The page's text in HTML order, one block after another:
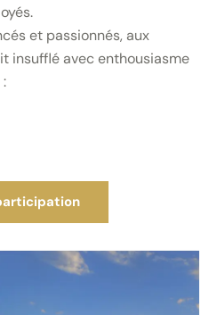
et passionnés, aux
insufflé avec enthousiasme